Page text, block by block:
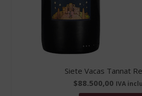
Siete Vacas Tannat
$88.500,00 IVA